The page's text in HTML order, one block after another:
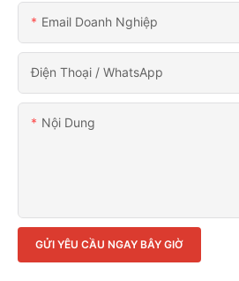
Email Doanh Nghiệp
Điện Thoại / WhatsApp
Nội Dung
GỬI YÊU CẦU NGAY BÂY GIỜ